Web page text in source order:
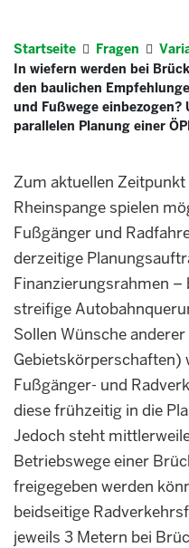
Startseite Fragen
In wiefern werden bei
den baulichen
und Fußwege
parallelen Planung einer
Zum aktuellen
Rheinspange spielen
Fußgänger und
derzeitige
Finanzierungsrahmen –
streifige
Sollen Wünsche
Gebietskörperschaften)
Fußgänger- und
diese frühzeitig in die
Jedoch steht
Betriebswege einer
freigegeben werden
beidseitige
jeweils 3 Metern bei